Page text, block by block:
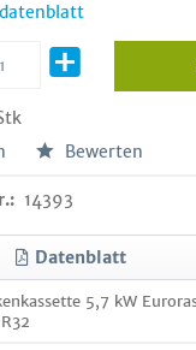
Bewerten
14393
Datenblatt
5,7 kW